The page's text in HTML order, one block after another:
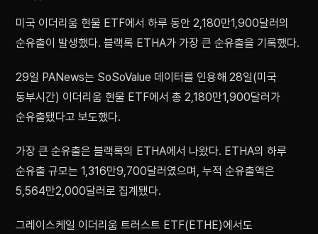
미국 이더리움 현물 ETF에서 하루 동안 2,180만1,900달러의
순유출이 발생했다. 블랙록 ETHA가 가장 큰 순유출을 기록했다.
29일 PANews는 SoSoValue 데이터를 인용해 28일(미국
동부시간) 이더리움 현물 ETF에서 총 2,180만1,900달러가
순유출됐다고 보도했다.
가장 큰 순유출은 블랙록의 ETHA에서 나왔다. ETHA의 하루
순유출 규모는 1,316만9,700달러였으며, 누적 순유출액은
5,564만2,000달러로 집계됐다.
그레이스케일 이더리움 트러스트 ETF(ETHE)에서도